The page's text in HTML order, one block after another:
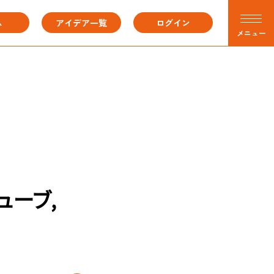
メニュー
アイデア一覧 ログイン
ーブ,